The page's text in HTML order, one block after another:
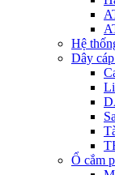
Hệ
Dây
Ổ cắm